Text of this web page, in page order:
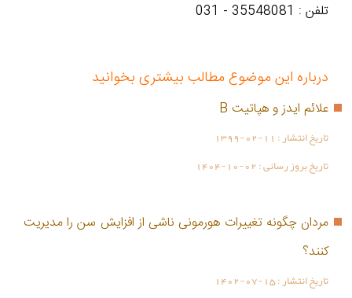
تلفن : 35548081 - 031
درباره این موضوع مطالب بیشتری بخوانید
علائم ایدز و هپاتیت B
تاریخ انتشار : 1399-02-11
تاریخ بروز رسانی :1404-10-02
مردان چگونه تغییرات هورمونی ناشی از افزایش سن را مدیریت
کنند؟
تاریخ انتشار :1402-07-15